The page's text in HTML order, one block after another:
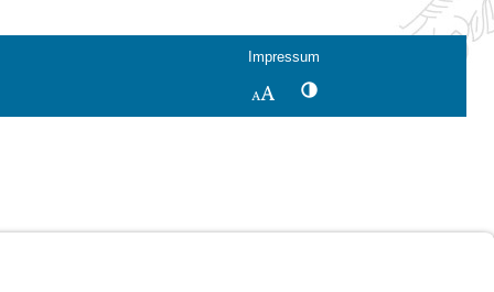
Impressum
SchriftgrößeKontrastwechsel